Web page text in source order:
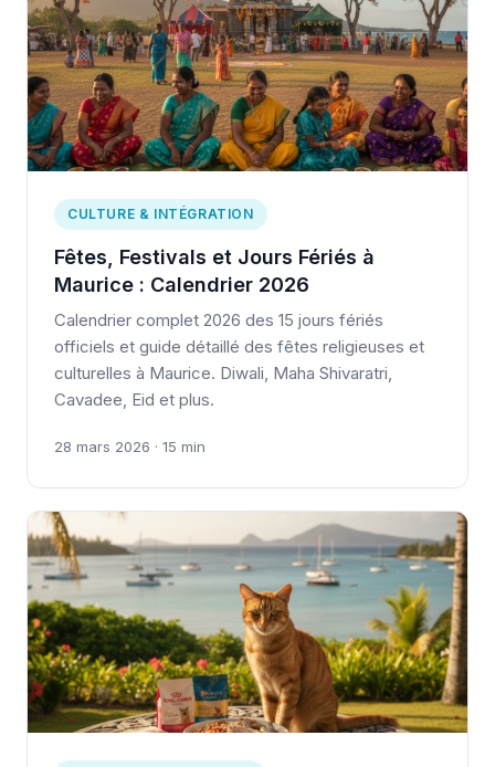
CULTURE & INTÉGRATION
Fêtes, Festivals et Jours Fériés à
Maurice : Calendrier 2026
Calendrier complet 2026 des 15 jours fériés
officiels et guide détaillé des fêtes religieuses et
culturelles à Maurice. Diwali, Maha Shivaratri,
Cavadee, Eid et plus.
28 mars 2026 · 15 min